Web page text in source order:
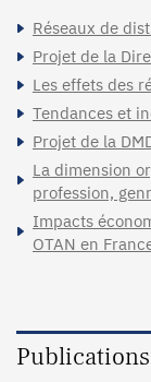
Réseaux de
Projet de la
Les effets des
Tendances et
Projet de la
La dimension
profession,
Impacts
OTAN en